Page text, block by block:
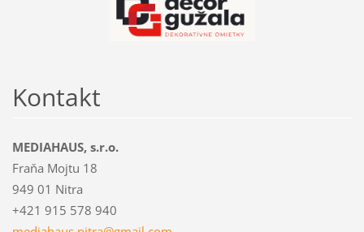
Kontakt
MEDIAHAUS, s.r.o.
Fraňa Mojtu 18
949 01 Nitra
+421 915 578 940